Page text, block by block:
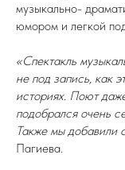
музыкально-
юмором и легкой
«Спектакль
не под запись, как
историях. Поют
подобрался очень
Также мы добавили
Пагиева.